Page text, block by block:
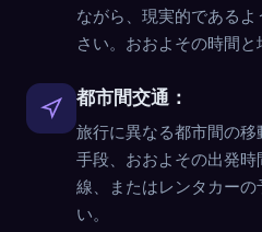
ながら、現実的である
さい。おおよその時間と
都市間交通：
旅行に異なる都市間の
手段、おおよその出発
線、またはレンタカー
い。